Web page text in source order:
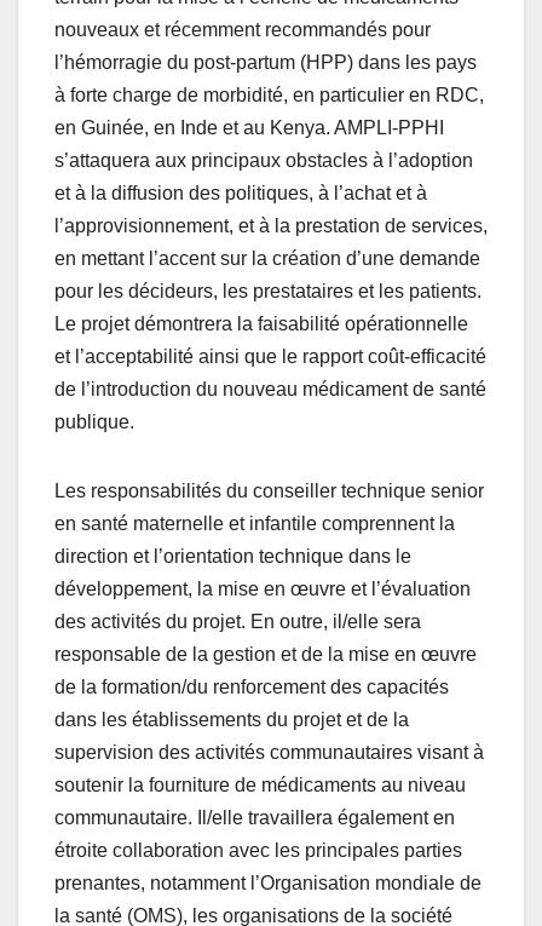
nouveaux et récemment recommandés pour
l’hémorragie du post-partum (HPP) dans les pays
à forte charge de morbidité, en particulier en RDC,
en Guinée, en Inde et au Kenya. AMPLI-PPHI
s’attaquera aux principaux obstacles à l’adoption
et à la diffusion des politiques, à l’achat et à
l’approvisionnement, et à la prestation de services,
en mettant l’accent sur la création d’une demande
pour les décideurs, les prestataires et les patients.
Le projet démontrera la faisabilité opérationnelle
et l’acceptabilité ainsi que le rapport coût-efficacité
de l’introduction du nouveau médicament de santé
publique.
Les responsabilités du conseiller technique senior
en santé maternelle et infantile comprennent la
direction et l’orientation technique dans le
développement, la mise en œuvre et l’évaluation
des activités du projet. En outre, il/elle sera
responsable de la gestion et de la mise en œuvre
de la formation/du renforcement des capacités
dans les établissements du projet et de la
supervision des activités communautaires visant à
soutenir la fourniture de médicaments au niveau
communautaire. Il/elle travaillera également en
étroite collaboration avec les principales parties
prenantes, notamment l’Organisation mondiale de
la santé (OMS), les organisations de la société